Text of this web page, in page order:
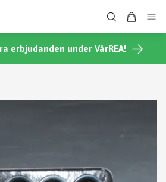
erbjudanden under VårREA!